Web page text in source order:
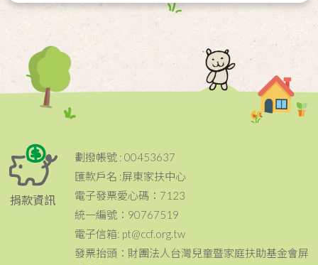
捐款資訊
劃撥帳號 : 00453637
匯款戶名 :屏東家扶中心
電子發票愛心碼：7123
統一編號：90767519
電子信箱: pt@ccf.org.tw
發票抬頭：財團法人台灣兒童暨家庭扶助基金會屏